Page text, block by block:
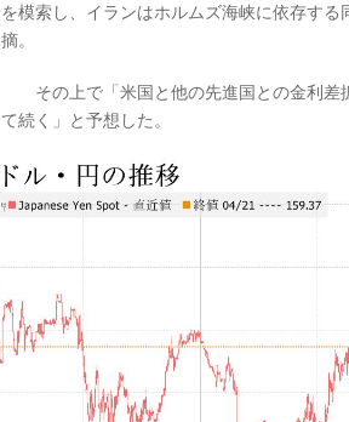
を模索し、イランはホルムズ海峡に依存す
摘。
その上で「米国と他の先進国との金利差
て続く」と予想した。